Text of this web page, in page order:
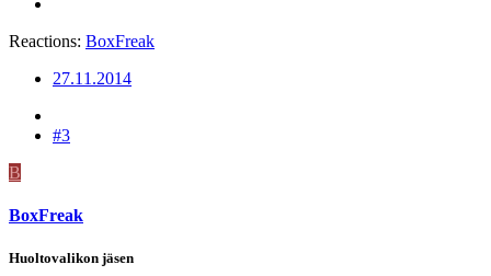
Reactions: BoxFreak
27.11.2014
#3
B
BoxFreak
Huoltovalikon jäsen